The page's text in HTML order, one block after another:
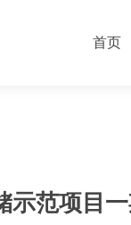
首页
示范项目